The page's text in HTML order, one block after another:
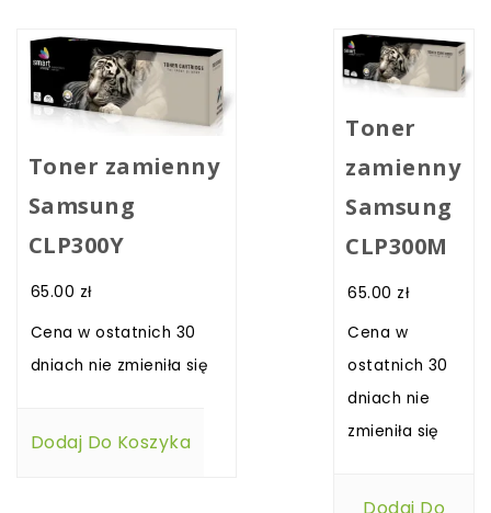
Toner zamienny
Samsung
CLP300Y
65.00 zł
Cena w ostatnich 30
dniach nie zmieniła się
Dodaj Do Koszyka
Toner
zamienny
Samsung
CLP300M
65.00 zł
Cena w
ostatnich 30
dniach nie
zmieniła się